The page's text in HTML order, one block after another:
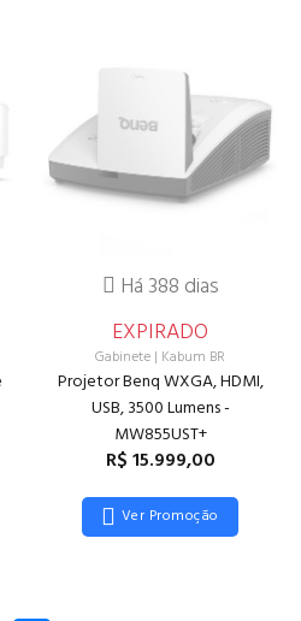
Há 388 dias
EXPIRADO
Gabinete | Kabum BR
Projetor Benq WXGA, HDMI,
USB, 3500 Lumens -
MW855UST+
R$ 15.999,00
Ver Promoção